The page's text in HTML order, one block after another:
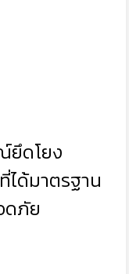
ยึดโยง
ได้มาตรฐาน
ดภัย